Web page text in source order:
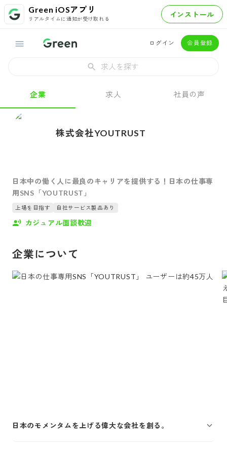
Green iOSアプリ
リアルタイムに通知が受け取れる インストール
ログイン 会員登録
求人を探す
企業 求人 社員の声
株式会社YOUTRUST
日本中の働く人に最良のキャリアを提供する！日本の仕事専
用SNS「YOUTRUST」
上場を目指す 自社サービス製品あり
カジュアル面談歓迎
企業について
日本のモメンタムを上げる偉大な会社を創る。